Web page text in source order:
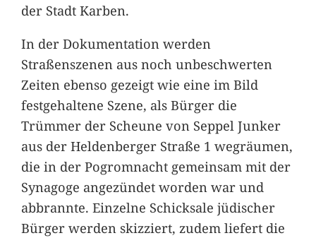
der Stadt Karben.
In der Dokumentation werden
Straßenszenen aus noch unbeschwerten
Zeiten ebenso gezeigt wie eine im Bild
festgehaltene Szene, als Bürger die
Trümmer der Scheune von Seppel Junker
aus der Heldenberger Straße 1 wegräumen,
die in der Pogromnacht gemeinsam mit der
Synagoge angezündet worden war und
abbrannte. Einzelne Schicksale jüdischer
Bürger werden skizziert, zudem liefert die